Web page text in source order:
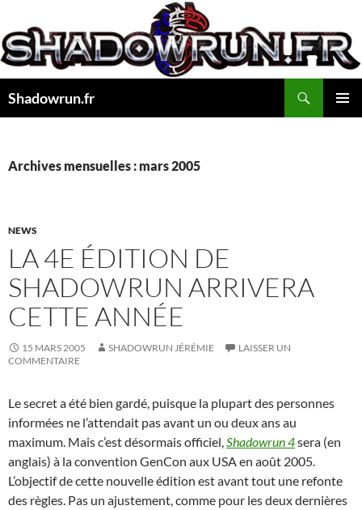
au
contenu
Shadowrun.fr
Archives mensuelles : mars 2005
NEWS
LA 4E ÉDITION DE
SHADOWRUN ARRIVERA
CETTE ANNÉE
15 MARS 2005 SHADOWRUN JÉRÉMIE
LAISSER UN
COMMENTAIRE
Le secret a été bien gardé, puisque la plupart des personnes
informées ne l’attendait pas avant un ou deux ans au
maximum. Mais c’est désormais officiel,Shadowrun 4sera (en
anglais) à la convention GenCon aux USA en août 2005.
L’objectif de cette nouvelle édition est avant tout une refonte
des règles. Pas un ajustement, comme pour les deux dernières